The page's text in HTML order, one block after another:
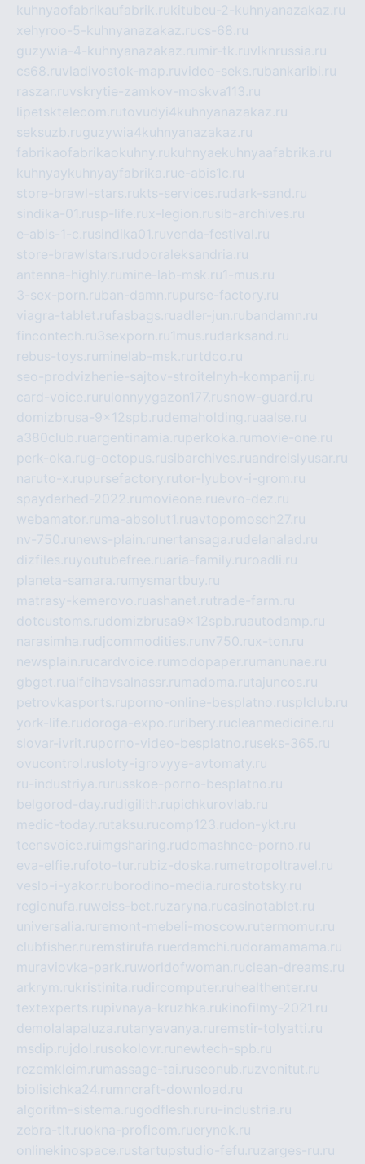
kuhnyaofabrikaufabrik.rukitubeu-2-kuhnyanazakaz.ru
xehyroo-5-kuhnyanazakaz.rucs-68.ru
guzywia-4-kuhnyanazakaz.ru mir-tk.ruvlknrussia.ru
cs68.ruvladivostok-map.ruvideo-seks.rubankaribi.ru
raszar.ruvskrytie-zamkov-moskva113.ru
lipetsktelecom.rutovudyi4kuhnyanazakaz.ru
seksuzb.ruguzywia4kuhnyanazakaz.ru
fabrikaofabrikaokuhny.rukuhnyaekuhnyaafabrika.ru
kuhnyaykuhnyayfabrika.rue-abis1c.ru
store-brawl-stars.rukts-services.rudark-sand.ru
sindika-01.rusp-life.rux-legion.rusib-archives.ru
e-abis-1-c.rusindika01.ruvenda-festival.ru
store-brawlstars.rudooraleksandria.ru
antenna-highly.ru mine-lab-msk.ru1-mus.ru
3-sex-porn.ruban-damn.rupurse-factory.ru
viagra-tablet.rufasbags.ruadler-jun.rubandamn.ru
fincontech.ru3sexporn.ru1mus.rudarksand.ru
rebus-toys.ru minelab-msk.ru rtdco.ru
seo-prodvizhenie-sajtov-stroitelnyh-kompanij.ru
card-voice.ru rulonnyygazon177.rusnow-guard.ru
domizbrusa-9x12spb.rudemaholding.ruaalse.ru
a380club.ruargentinamia.ruperkoka.ru movie-one.ru
perk-oka.rug-octopus.rusibarchives.ruandreislyusar.ru
naruto-x.rupursefactory.rutor-lyubov-i-grom.ru
spayderhed-2022.ru movieone.ruevro-dez.ru
webamator.ru ma-absolut1.ruavtopomosch27.ru
nv-750.ru news-plain.ru nertansaga.rudelanalad.ru
dizfiles.ruyoutubefree.ruaria-family.ru roadli.ru
planeta-samara.ru mysmartbuy.ru
matrasy-kemerovo.ruashanet.rutrade-farm.ru
dotcustoms.rudomizbrusa9x12spb.ruautodamp.ru
narasimha.rudjcommodities.ru nv750.rux-ton.ru
newsplain.rucardvoice.ru modopaper.ru manunae.ru
gbget.rualfeihavsalnassr.ru madoma.rutajuncos.ru
petrovkasports.ruporno-online-besplatno.rusplclub.ru
york-life.rudoroga-expo.ru ribery.rucleanmedicine.ru
slovar-ivrit.ruporno-video-besplatno.ruseks-365.ru
ovucontrol.rusloty-igrovyye-avtomaty.ru
ru-industriya.ru russkoe-porno-besplatno.ru
belgorod-day.rudigilith.rupichkurovlab.ru
medic-today.rutaksu.rucomp123.rudon-ykt.ru
teensvoice.ru imgsharing.rudomashnee-porno.ru
eva-elfie.rufoto-tur.rubiz-doska.ru metropoltravel.ru
veslo-i-yakor.ruborodino-media.ru rostotsky.ru
regionufa.ruweiss-bet.ruzaryna.rucasinotablet.ru
universalia.ru remont-mebeli-moscow.rutermomur.ru
clubfisher.ru remstirufa.ruerdamchi.rudoramamama.ru
muraviovka-park.ruworldofwoman.ruclean-dreams.ru
arkrym.rukristinita.rudircomputer.ru healthenter.ru
textexperts.rupivnaya-kruzhka.rukinofilmy-2021.ru
demolalapaluza.rutanyavanya.ru remstir-tolyatti.ru
msdip.ru jdol.rusokolovr.ru newtech-spb.ru
rezemkleim.ru massage-tai.ruseonub.ruzvonitut.ru
biolisichka24.ru mncraft-download.ru
algoritm-sistema.rugodflesh.ru ru-industria.ru
zebra-tlt.ruokna-proficom.ruerynok.ru
onlinekinospace.rustartupstudio-fefu.ruzarges-ru.ru